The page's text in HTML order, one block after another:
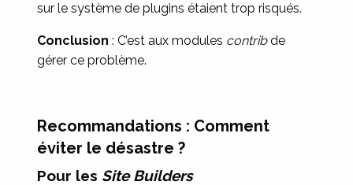
sur le système de plugins étaient trop risqués.
Conclusion : C’est aux modules contribde
gérer ce problème.
Recommandations : Comment
éviter le désastre ?
Pour les Site Builders